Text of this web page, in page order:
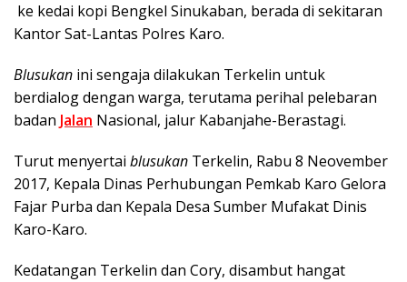
ke kedai kopi Bengkel Sinukaban, berada di sekitaran
Kantor Sat-Lantas Polres Karo.
Blusukan ini sengaja dilakukan Terkelin untuk
berdialog dengan warga, terutama perihal pelebaran
badan Jalan Nasional, jalur Kabanjahe-Berastagi.
Turut menyertai blusukan Terkelin, Rabu 8 Neovember
2017, Kepala Dinas Perhubungan Pemkab Karo Gelora
Fajar Purba dan Kepala Desa Sumber Mufakat Dinis
Karo-Karo.
Kedatangan Terkelin dan Cory, disambut hangat